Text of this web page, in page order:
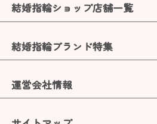
結婚指輪ショップ店舗一覧
結婚指輪ブランド特集
運営会社情報